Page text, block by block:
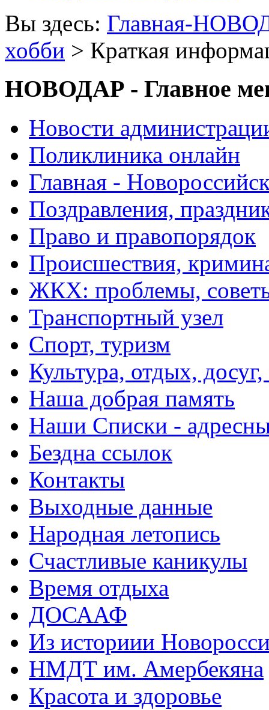
Вы здесь: Главная-
хобби > Краткая
НОВОДАР - Главное
Новости
Поликлиника онлайн
Главная -
Поздравления,
Право и правопорядок
Происшествия,
ЖКХ: проблемы,
Транспортный узел
Спорт, туризм
Культура, отдых,
Наша добрая память
Наши Списки -
Бездна ссылок
Контакты
Выходные данные
Народная летопись
Счастливые каникулы
Время отдыха
ДОСААФ
Из историии
НМДТ им. Амербекяна
Красота и здоровье